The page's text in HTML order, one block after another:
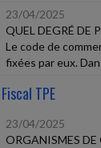
23/04/2025
QUEL DEGRÉ DE
Le code de
fixées par eux.
Fiscal TPE
23/04/2025
ORGANISMES